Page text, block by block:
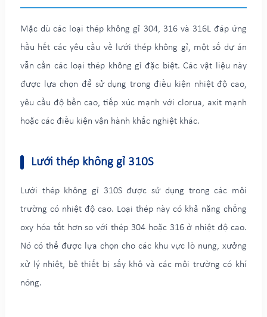
Mặc dù các loại thép không gỉ 304, 316 và 316L đáp ứng
hầu hết các yêu cầu về lưới thép không gỉ, một số dự án
vẫn cần các loại thép không gỉ đặc biệt. Các vật liệu này
được lựa chọn để sử dụng trong điều kiện nhiệt độ cao,
yêu cầu độ bền cao, tiếp xúc mạnh với clorua, axit mạnh
hoặc các điều kiện vận hành khắc nghiệt khác.
Lưới thép không gỉ 310S
Lưới thép không gỉ 310S được sử dụng trong các môi
trường có nhiệt độ cao. Loại thép này có khả năng chống
oxy hóa tốt hơn so với thép 304 hoặc 316 ở nhiệt độ cao.
Nó có thể được lựa chọn cho các khu vực lò nung, xưởng
xử lý nhiệt, bệ thiết bị sấy khô và các môi trường có khí
nóng.